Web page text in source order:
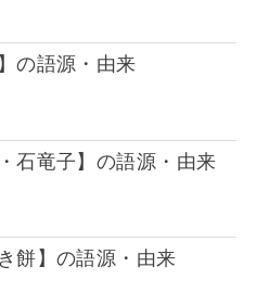
の語源・由来
石竜子】の語源・由来
餅】の語源・由来